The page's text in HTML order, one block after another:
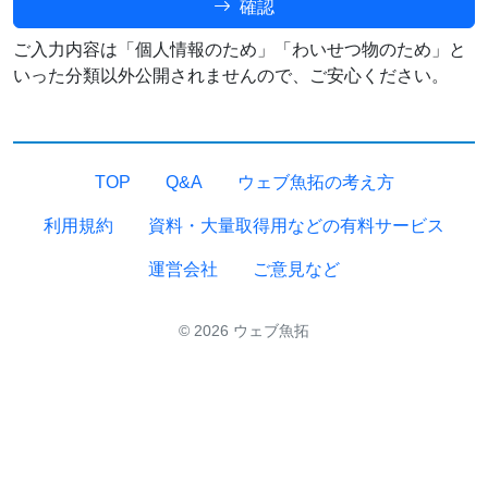
確認
ご入力内容は「個人情報のため」「わいせつ物のため」と
いった分類以外公開されませんので、ご安心ください。
TOP Q&A ウェブ魚拓の考え方
利用規約 資料・大量取得用などの有料サービス
運営会社 ご意見など
© 2026 ウェブ魚拓